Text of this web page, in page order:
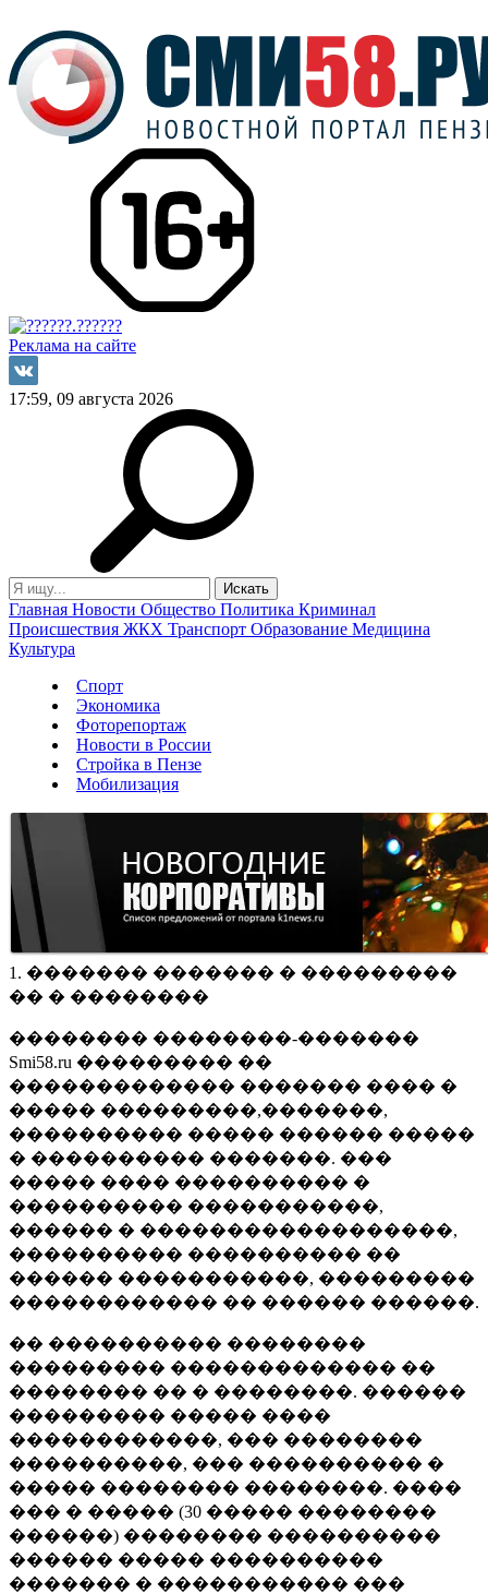
Реклама на сайте
17:59, 09 августа 2026
Главная Новости Общество Политика Криминал
Происшествия ЖКХ Транспорт Образование Медицина
Культура
Спорт
Экономика
Фоторепортаж
Новости в России
Стройка в Пензе
Мобилизация
1. ������� ������� � ���������
�� � ��������
�������� ��������-�������
Smi58.ru ��������� ��
������������� ������� ���� �
����� ���������,�������,
���������� ����� ������ �����
� ���������� �������. ���
����� ���� ���������� �
���������� �����������,
������ � ������������������,
���������� ���������� ��
������ �����������, ���������
������������ �� ������ ������.
�� ���������� ��������
��������� ������������� ��
�������� �� � ��������. ������
��������� ����� ����
������������, ��� ��������
����������, ��� ���������� �
����� �������� ��������. ����
��� � ����� (30 ����� ��������
������) �������� ����������
������ ����� ����������
������� � ����������� ���